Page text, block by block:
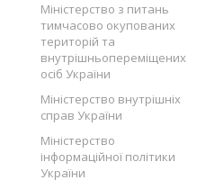
Міністерство з питань
тимчасово окупованих
територій та
внутрішньопереміщених
осіб України
Міністерство внутрішніх
справ України
Міністерство
інформаційної політики
України